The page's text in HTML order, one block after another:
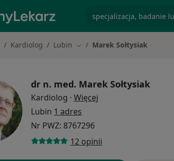
Kardiolog Lubin Zmień miasto
Marek Sołtysiak
dr n. med. Marek Sołtysiak
Kardiolog · Więcej
Lubin 1 adres
Nr PWZ: 8767296
12 opinii